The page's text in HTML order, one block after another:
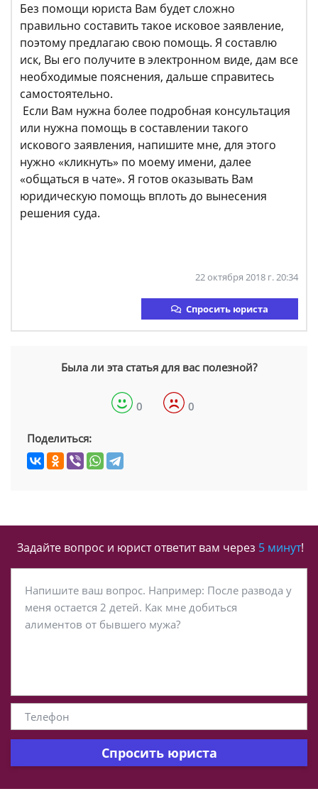
Без помощи юриста Вам будет сложно
правильно составить такое исковое заявление,
поэтому предлагаю свою помощь. Я составлю
иск, Вы его получите в электронном виде, дам все
необходимые пояснения, дальше справитесь
самостоятельно.
Если Вам нужна более подробная консультация
или нужна помощь в составлении такого
искового заявления, напишите мне, для этого
нужно «кликнуть» по моему имени, далее
«общаться в чате». Я готов оказывать Вам
юридическую помощь вплоть до вынесения
решения суда.
22 октября 2018 г. 20:34
Спросить юриста
Была ли эта статья для вас полезной?
0 0
Поделиться:
Задайте вопрос и юрист ответит вам через 5 минут!
Спросить юриста